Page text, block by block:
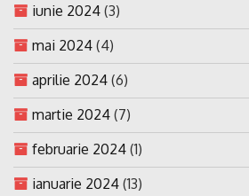
iunie 2024 (3)
mai 2024 (4)
aprilie 2024 (6)
martie 2024 (7)
februarie 2024 (1)
ianuarie 2024 (13)